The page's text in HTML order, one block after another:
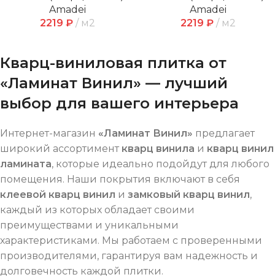
Amadei
2219 ₽ м2
Amadei
2219 ₽ м2
Кварц-виниловая плитка от
«Ламинат Винил» — лучший
выбор для вашего интерьера
Интернет-магазин «Ламинат Винил» предлагает
широкий ассортимент кварц винила и кварц винил
ламината, которые идеально подойдут для любого
помещения. Наши покрытия включают в себя
клеевой кварц винил и замковый кварц винил,
каждый из которых обладает своими
преимуществами и уникальными
характеристиками. Мы работаем с проверенными
производителями, гарантируя вам надежность и
долговечность каждой плитки.